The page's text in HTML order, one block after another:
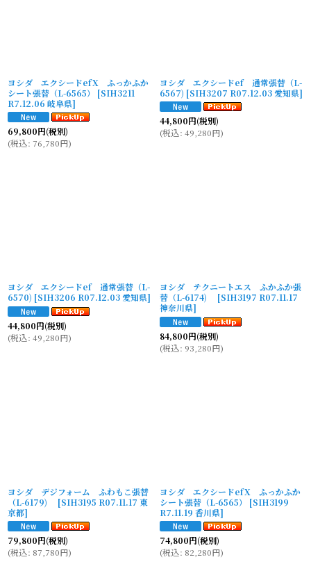
ヨシダ エクシードefX ふっかふか
シート張替（L-6565）
[SIH3211
R7.12.06 岐阜県]
69,800円(税別)
(税込: 76,780円)
ヨシダ エクシードef 通常張替（L-
6567) [SIH3207 R07.12.03 愛知県]
44,800円(税別)
(税込: 49,280円)
ヨシダ エクシードef 通常張替（L-
6570) [SIH3206 R07.12.03 愛知県]
44,800円(税別)
(税込: 49,280円)
ヨシダ テクニートエス ふかふか張
替（L-6174)
[SIH3197 R07.11.17
神奈川県]
84,800円(税別)
(税込: 93,280円)
ヨシダ デジフォーム ふわもこ張替
（L-6179)
[SIH3195 R07.11.17 東
京都]
79,800円(税別)
(税込: 87,780円)
ヨシダ エクシードefX ふっかふか
シート張替（L-6565）
[SIH3199
R7.11.19 香川県]
74,800円(税別)
(税込: 82,280円)